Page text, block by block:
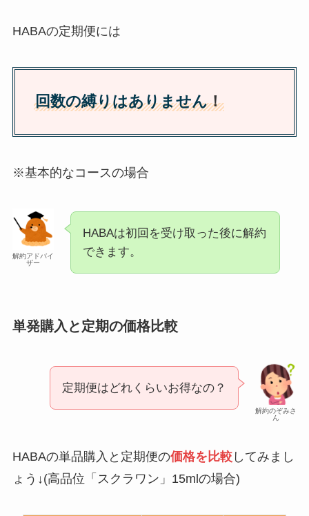
HABAの定期便には
回数の縛りはありません！
※基本的なコースの場合
解約アドバイ
ザー
HABAは初回を受け取った後に解約
できます。
単発購入と定期の価格比較
解約のぞみさ
ん
定期便はどれくらいお得なの？
HABAの単品購入と定期便の価格を比較してみまし
ょう↓(高品位「スクラワン」15mlの場合)